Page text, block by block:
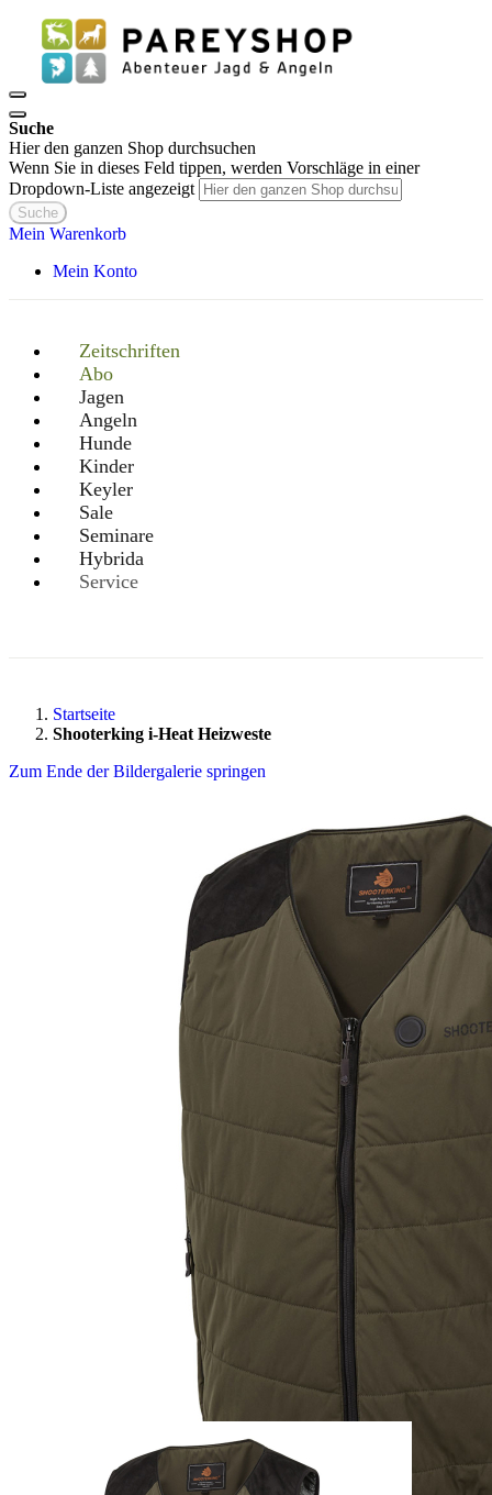
Suche
Hier den ganzen Shop durchsuchen
Wenn Sie in dieses Feld tippen, werden Vorschläge in einer
Dropdown-Liste angezeigt
Suche
Mein Warenkorb
Mein Konto
Zeitschriften
Abo
Jagen
Angeln
Hunde
Kinder
Keyler
Sale
Seminare
Hybrida
Service
Startseite
Shooterking i-Heat Heizweste
Zum Ende der Bildergalerie springen
25011910